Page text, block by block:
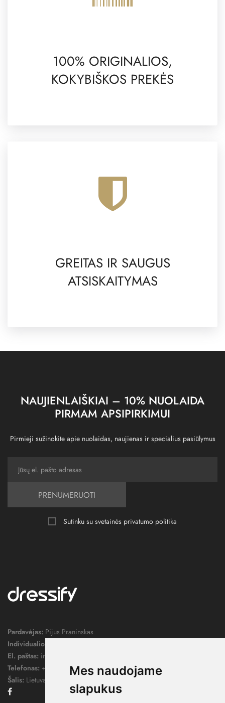
Mes naudojame
slapukus
100% ORIGINALIOS,
KOKYBIŠKOS PREKĖS
GREITAS IR SAUGUS
ATSISKAITYMAS
NAUJIENLAIŠKIAI – 10% NUOLAIDA
PIRMAM APSIPIRKIMUI
Pirmieji sužinokite apie nuolaidas, naujienas ir specialius pasiūlymus
PRENUMERUOTI
Sutinku su svetainės privatumo politika
Pardavėjas: Pijus Praninskas
Individualios veiklos pažymos nr.:
El. paštas: info@dressify.lt
Telefonas: +370 676 78578
Šalis: Lietuva